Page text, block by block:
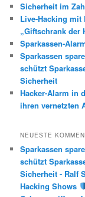
n
Sicherheit im
Live-Hacking mit
„Giftschrank der
Sparkassen-
Sparkassen
schützt
Sicherheit
Hacker-Alarm in
ihren vernetzten
NEUESTE
Sparkassen
schützt
Sicherheit - Ralf
Hacking Shows